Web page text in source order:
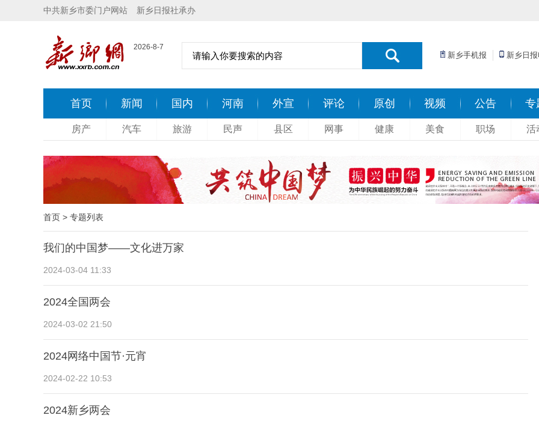
中共新乡市委门户网站 新乡日报社承办
2026-8-7
新乡手机报 新乡日
首页 新闻 国内 河南 外宣 评论 原创 视频 公告 专
房产 汽车 旅游 民声 县区 网事 健康 美食 职场 活
首页 > 专题列表
我们的中国梦——文化进万家
2024-03-04 11:33
2024全国两会
2024-03-02 21:50
2024网络中国节·元宵
2024-02-22 10:53
2024新乡两会